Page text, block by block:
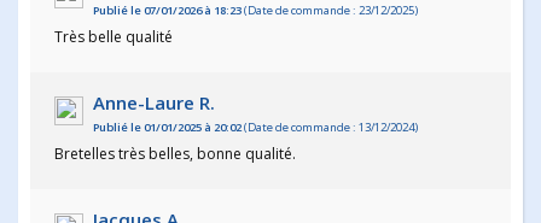
Publié le 07/01/2026 à 18:23(Date de commande : 23/12/2025)
Très belle qualité
Anne-Laure R.
Publié le 01/01/2025 à 20:02(Date de commande : 13/12/2024)
Bretelles très belles, bonne qualité.